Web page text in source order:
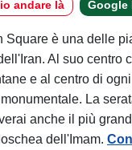
andare là Google
Square è una delle
Al suo centro
e al centro di
La
anche il più
dell'Imam.